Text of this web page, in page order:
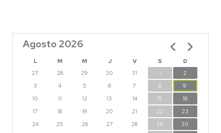
Agosto 2026
L M M J V S
D
27
28 29 30 31 1
2
3
4 5 6 7 8
9
10
11 12 13 14 15
16
17
18 19 20 21 22
23
24
25 26 27 28 29
30
Paginación